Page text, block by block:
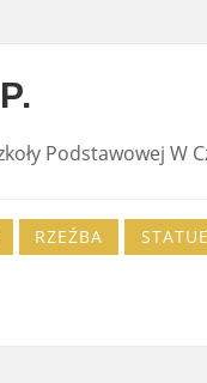
Podstawowej W
RZEŹBA